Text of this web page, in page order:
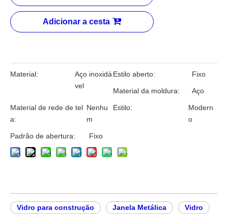
Adicionar a cesta
Material:
Aço inoxidá
vel
Estilo aberto: Fixo
Material da moldura: Aço
Material de rede de tel
a:
Nenhu
m
Estilo:
Modern
o
Padrão de abertura: Fixo
Vidro para construção Janela Metálica Vidro